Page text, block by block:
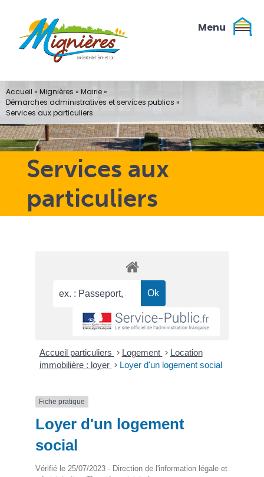
contenu
Services aux
particuliers
Accueil » Mignières » Mairie»
Démarches administratives et services publics »
Services aux particuliers
Accueil particuliers > Logement > Location
immobilière : loyer > Loyer d'un logement social
Fiche pratique
Loyer d'un logement
social
Vérifié le 25/07/2023 - Direction de l'information légale et